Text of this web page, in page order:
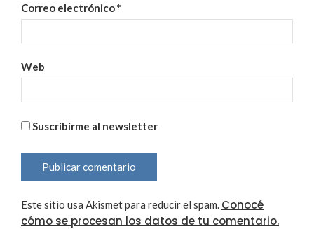
Correo electrónico*
Web
Suscribirme al newsletter
Este sitio usa Akismet para reducir el spam. Conocé
cómo se procesan los datos de tu comentario.